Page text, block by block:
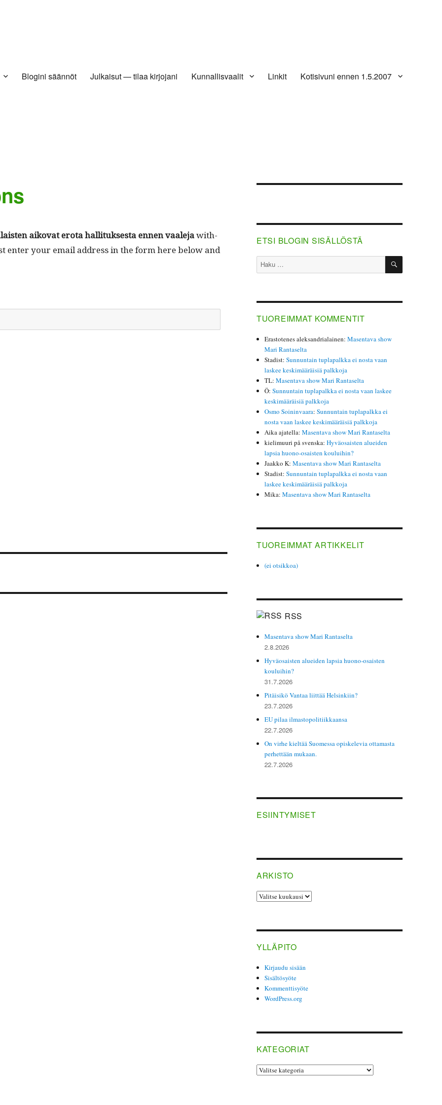
Blogini säännöt Julkaisut — tilaa kirjojani Kunnallisvaalit Linkit Kotisivuni ennen 1.5.2007
aiko­vat ero­ta hal­li­tuk­ses­ta ennen vaale­jawith­
enter your email address in the form here below and
ETSI BLOGIN SISÄLLÖSTÄ
Etsi: HAKU
TUOREIMMAT KOMMENTIT
Erastotenes aleksandrialainen:Masentava show
Mari Rantaselta
Stadist:Sunnuntain tuplapalkka ei nosta vaan
laskee keskimääräisiä palkkoja
TL:Masentava show Mari Rantaselta
Ö:Sunnuntain tuplapalkka ei nosta vaan laskee
keskimääräisiä palkkoja
Osmo Soininvaara:Sunnuntain tuplapalkka ei
nosta vaan laskee keskimääräisiä palkkoja
Aika ajatella:Masentava show Mari Rantaselta
kielimuuri på svenska:Hyväosaisten alueiden
lapsia huono-osaisten kouluihin?
Jaakko K:Masentava show Mari Rantaselta
Stadist:Sunnuntain tuplapalkka ei nosta vaan
laskee keskimääräisiä palkkoja
Mika:Masentava show Mari Rantaselta
TUOREIMMAT ARTIKKELIT
(ei otsikkoa)
RSS
Masentava show Mari Rantaselta
2.8.2026
Hyväosaisten alueiden lapsia huono-osaisten
kouluihin?
31.7.2026
Pitäisikö Vantaa liittää Helsinkiin?
23.7.2026
EU pilaa ilmastopolitiikkaansa
22.7.2026
On virhe kieltää Suomessa opiskelevia ottamasta
perhettään mukaan.
22.7.2026
ESIINTYMISET
ARKISTO
ARKISTO
YLLÄPITO
Kirjaudu sisään
Sisältösyöte
Kommenttisyöte
WordPress.org
KATEGORIAT
Kategoriat